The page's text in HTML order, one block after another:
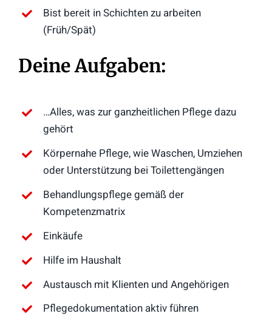
Bist bereit in Schichten zu arbeiten
(Früh/Spät)
Deine Aufgaben:
…Alles, was zur ganzheitlichen Pflege dazu
gehört
Körpernahe Pflege, wie Waschen, Umziehen
oder Unterstützung bei Toilettengängen
Behandlungspflege gemäß der
Kompetenzmatrix
Einkäufe
Hilfe im Haushalt
Austausch mit Klienten und Angehörigen
Pflegedokumentation aktiv führen